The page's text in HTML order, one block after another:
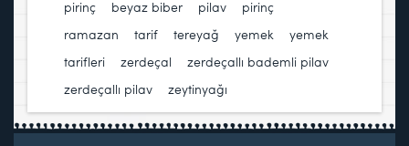
pirinç
beyaz biber pilav pirinç
ramazan
tarif tereyağ yemek
yemek
tarifleri
zerdeçal zerdeçallı bademli pilav
zerdeçallı pilav
zeytinyağı